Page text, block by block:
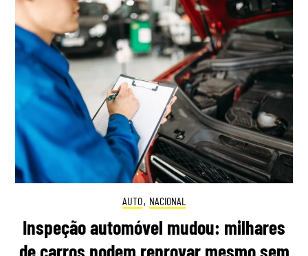
AUTO, NACIONAL
Inspeção automóvel mudou: milhares